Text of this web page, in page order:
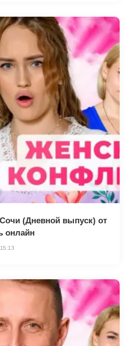
(Дневной выпуск) от
онлайн